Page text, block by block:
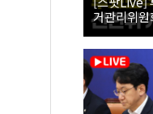
거관리위
회 |